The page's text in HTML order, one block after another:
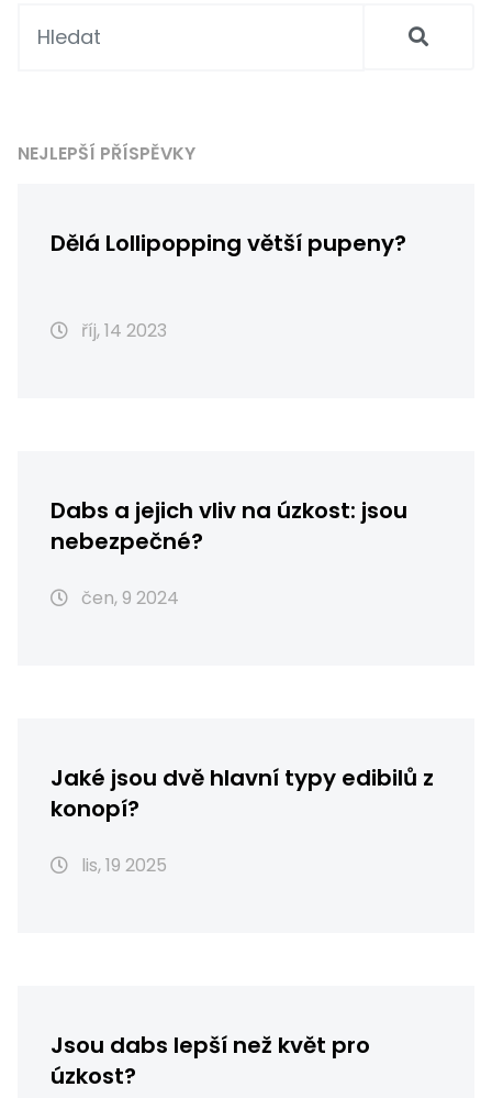
NEJLEPŠÍ PŘÍSPĚVKY
Dělá Lollipopping větší pupeny?
říj, 14 2023
Dabs a jejich vliv na úzkost: jsou
nebezpečné?
čen, 9 2024
Jaké jsou dvě hlavní typy edibilů z
konopí?
lis, 19 2025
Jsou dabs lepší než květ pro
úzkost?